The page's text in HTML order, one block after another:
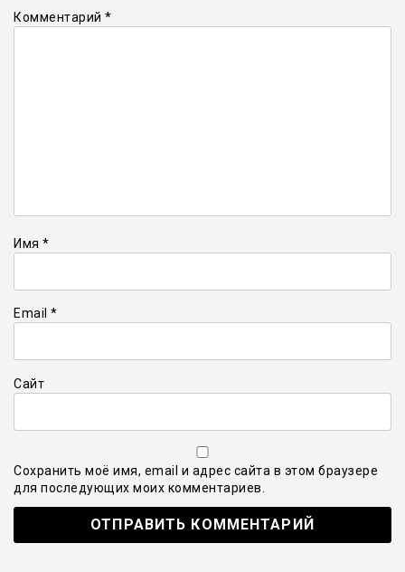
Комментарий *
Имя *
Email *
Сайт
Сохранить моё имя, email и адрес сайта в этом браузере
для последующих моих комментариев.